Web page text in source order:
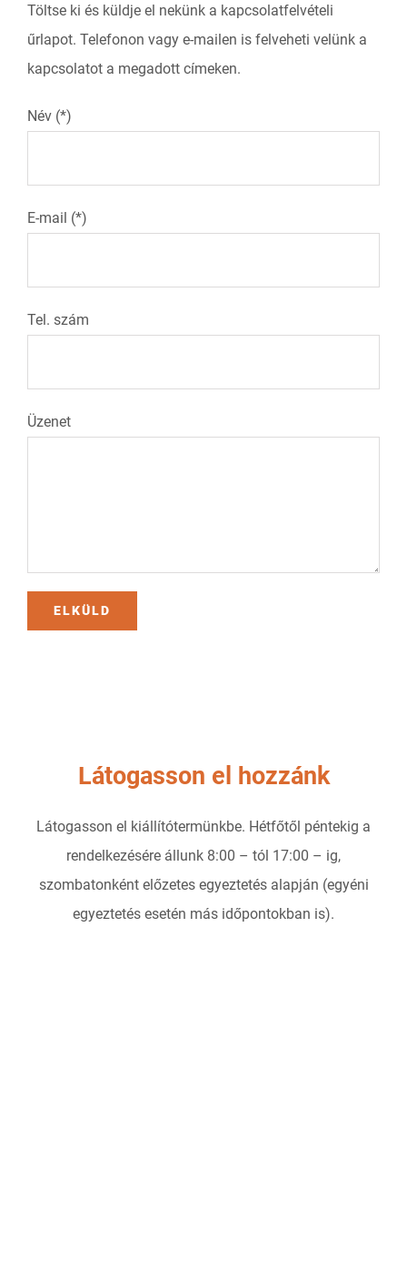
Töltse ki és küldje el nekünk a kapcsolatfelvételi
űrlapot. Telefonon vagy e-mailen is felveheti velünk a
kapcsolatot a megadott címeken.
Név (*)
E-mail (*)
Tel. szám
Üzenet
Látogasson el hozzánk
Látogasson el kiállítótermünkbe. Hétfőtől péntekig a
rendelkezésére állunk 8:00 – tól 17:00 – ig,
szombatonként előzetes egyeztetés alapján (egyéni
egyeztetés esetén más időpontokban is).